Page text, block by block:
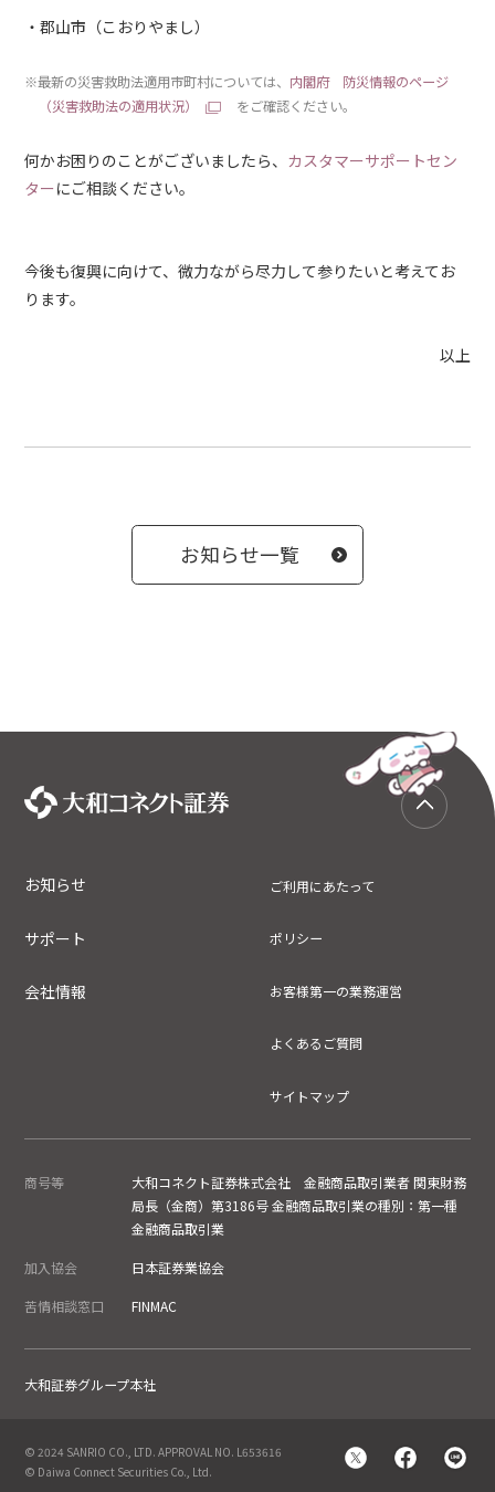
郡山市（こおりやまし）
※最新の災害救助法適用市町村については、 内閣府 防災情報のページ
（災害救助法の適用状況）
をご確認ください。
何かお困りのことがございましたら、 カスタマーサポートセン
ター にご相談ください。
今後も復興に向けて、微力ながら尽力して参りたいと考えてお
ります。
以上
お知らせ一覧
お知らせ
サポート
会社情報
ご利用にあたって
ポリシー
お客様第一の業務運営
よくあるご質問
サイトマップ
商号等
大和コネクト証券株式会社 金融商品取引業者 関東財務
局長（金商）第3186号 金融商品取引業の種別：第一種
金融商品取引業
加入協会 日本証券業協会
苦情相談窓口 FINMAC
大和証券グループ本社
© 2024 SANRIO CO., LTD. APPROVAL NO. L653616
© Daiwa Connect Securities Co., Ltd.